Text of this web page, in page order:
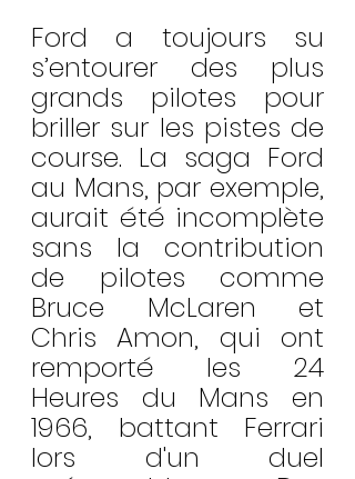
Ford a toujours su
s’entourer des plus
grands pilotes pour
briller sur les pistes de
course. La saga Ford
au Mans, par exemple,
aurait été incomplète
sans la contribution
de pilotes comme
Bruce McLaren et
Chris Amon, qui ont
remporté les 24
Heures du Mans en
1966, battant Ferrari
lors d'un duel